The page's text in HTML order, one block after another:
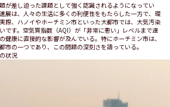
が差し迫った課題として強く認識されるようになってい
展は、人々の生活に多くの利便性をもたらした一方で、環
際、ハノイやホーチミン市といった大都市では、大気汚染
です。空気質指数（AQI）が「非常に悪い」レベルまで達
健康に直接的な影響が及んでいる。特にホーチミン市は、
市の一つであり、この問題の深刻さを語っている。
状況